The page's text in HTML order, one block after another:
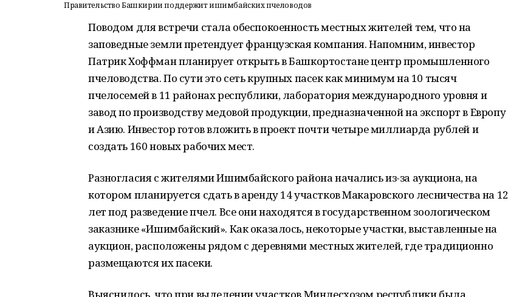
Правительство Башкирии поддержит ишимбайских пчеловодов
Поводом для встречи стала обеспокоенность местных жителей тем, что на
заповедные земли претендует французская компания. Напомним, инвестор
Патрик Хоффман планирует открыть в Башкортостане центр промышленного
пчеловодства. По сути это сеть крупных пасек как минимум на 10 тысяч
пчелосемей в 11 районах республики, лаборатория международного уровня и
завод по производству медовой продукции, предназначенной на экспорт в Европу
и Азию. Инвестор готов вложить в проект почти четыре миллиарда рублей и
создать 160 новых рабочих мест.
Разногласия с жителями Ишимбайского района начались из-за аукциона, на
котором планируется сдать в аренду 14 участков Макаровского лесничества на 12
лет под разведение пчел. Все они находятся в государственном зоологическом
заказнике «Ишимбайский». Как оказалось, некоторые участки, выставленные на
аукцион, расположены рядом с деревнями местных жителей, где традиционно
размещаются их пасеки.